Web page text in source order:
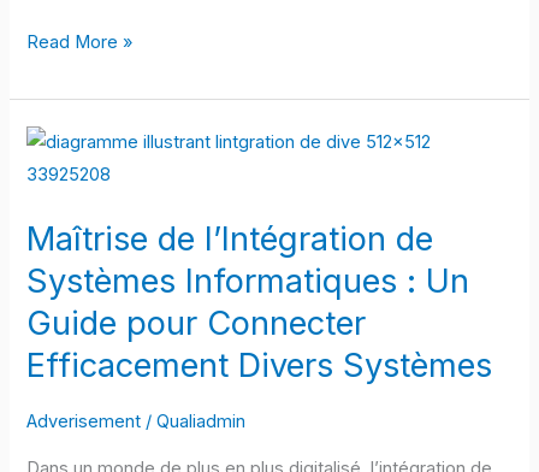
Read More »
Maîtrise de l’Intégration de
Systèmes Informatiques : Un
Guide pour Connecter
Efficacement Divers Systèmes
Adverisement /Qualiadmin
Maîtrise
de
de
Systèmes
Informatiques
:
Un
pour
Connecter